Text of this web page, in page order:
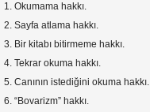
1. Okumama hakkı.
2. Sayfa atlama hakkı.
3. Bir kitabı bitirmeme hakkı.
4. Tekrar okuma hakkı.
5. Canının istediğini okuma hakkı.
6. “Bovarizm” hakkı.